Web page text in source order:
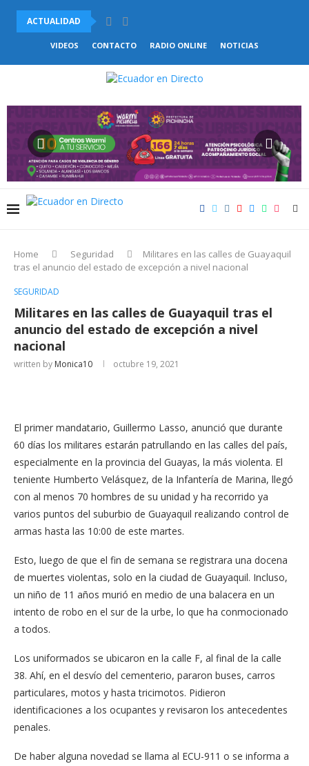
ACTUALIDAD
VENEZUELA Y CHILE ACUERDAN COMENZAR EL RESTABLECIMIENTO
VIDEOS CONTACTO RADIO ONLINE NOTICIAS
Home Seguridad
Militares en las calles de Guayaquil
tras el anuncio del estado de excepción a nivel nacional
SEGURIDAD
Militares en las calles de Guayaquil tras el
anuncio del estado de excepción a nivel
nacional
written by Monica10 octubre 19, 2021
El primer mandatario, Guillermo Lasso, anunció que durante
60 días los militares estarán patrullando en las calles del país,
especialmente en la provincia del Guayas, la más violenta. El
teniente Humberto Velásquez, de la Infantería de Marina, llegó
con al menos 70 hombres de su unidad y ha recorrido ya
varios puntos del suburbio de Guayaquil realizando control de
armas hasta las 10:00 de este martes.
Esto, luego de que el fin de semana se registrara una docena
de muertes violentas, solo en la ciudad de Guayaquil. Incluso,
un niño de 11 años murió en medio de una balacera en un
intento de robo en el sur de la urbe, lo que ha conmocionado
a todos.
Los uniformados se ubicaron en la calle F, al final de la calle
38. Ahí, en el desvío del cementerio, pararon buses, carros
particulares, motos y hasta tricimotos. Pidieron
identificaciones a los ocupantes y revisaron los antecedentes
penales.
De haber alguna novedad se llama al ECU-911 o se informa a